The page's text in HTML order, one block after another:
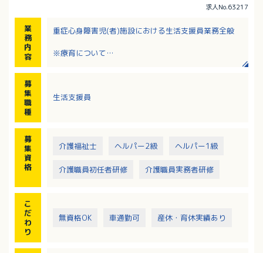
求人No.63217
業
務
内
容
重症心身障害児(者)施設における生活支援員業務全般
※療育について
びを一緒に感じます。
パーと外出もします。
募
集
職
種
生活支援員
募
集
資
格
介護福祉士 ヘルパー2級 ヘルパー1級
介護職員初任者研修 介護職員実務者研修
こ
だ
わ
り
無資格OK 車通勤可 産休・育休実績あり